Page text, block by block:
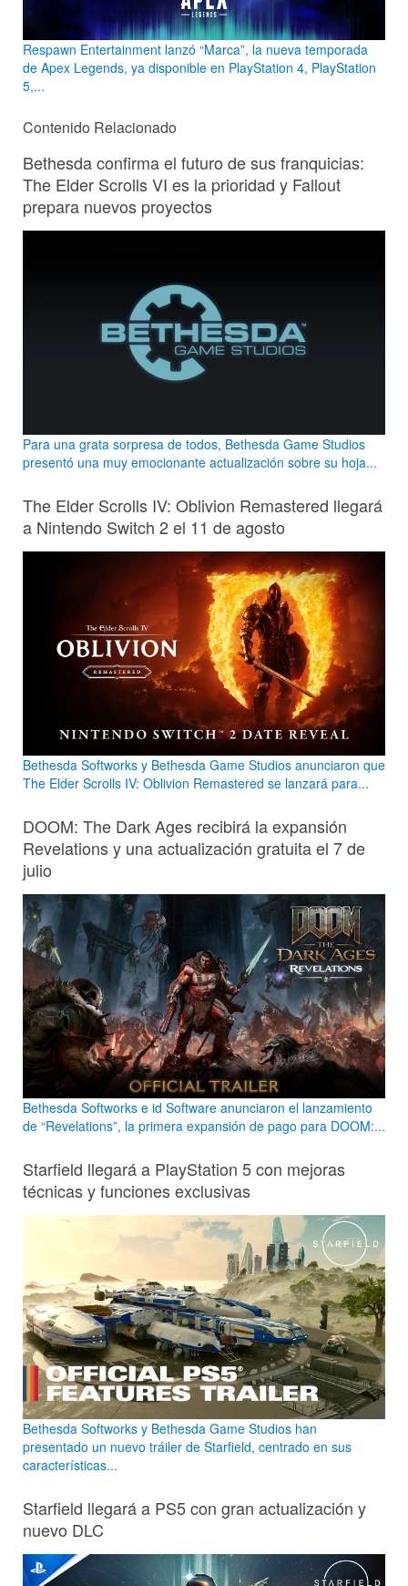
Respawn Entertainment lanzó “Marca”, la nueva temporada
de Apex Legends, ya disponible en PlayStation 4, PlayStation
5,...
Contenido Relacionado
Bethesda confirma el futuro de sus franquicias:
The Elder Scrolls VI es la prioridad y Fallout
prepara nuevos proyectos
Para una grata sorpresa de todos, Bethesda Game Studios
presentó una muy emocionante actualización sobre su hoja...
The Elder Scrolls IV: Oblivion Remastered llegará
a Nintendo Switch 2 el 11 de agosto
Bethesda Softworks y Bethesda Game Studios anunciaron que
The Elder Scrolls IV: Oblivion Remastered se lanzará para...
DOOM: The Dark Ages recibirá la expansión
Revelations y una actualización gratuita el 7 de
julio
Bethesda Softworks e id Software anunciaron el lanzamiento
de “Revelations”, la primera expansión de pago para DOOM:...
Starfield llegará a PlayStation 5 con mejoras
técnicas y funciones exclusivas
Bethesda Softworks y Bethesda Game Studios han
presentado un nuevo tráiler de Starfield, centrado en sus
características...
Starfield llegará a PS5 con gran actualización y
nuevo DLC